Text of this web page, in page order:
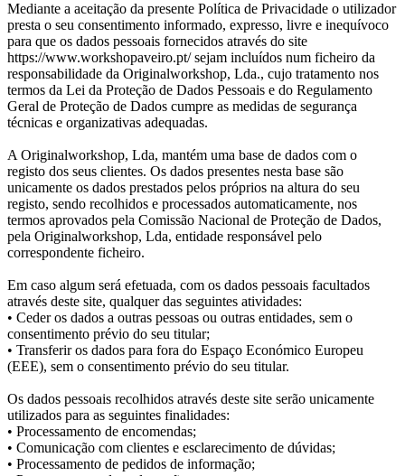
Mediante a aceitação da presente Política de Privacidade o utilizador
presta o seu consentimento informado, expresso, livre e inequívoco
para que os dados pessoais fornecidos através do site
https://www.workshopaveiro.pt/ sejam incluídos num ficheiro da
responsabilidade da Originalworkshop, Lda., cujo tratamento nos
termos da Lei da Proteção de Dados Pessoais e do Regulamento
Geral de Proteção de Dados cumpre as medidas de segurança
técnicas e organizativas adequadas.
A Originalworkshop, Lda, mantém uma base de dados com o
registo dos seus clientes. Os dados presentes nesta base são
unicamente os dados prestados pelos próprios na altura do seu
registo, sendo recolhidos e processados automaticamente, nos
termos aprovados pela Comissão Nacional de Proteção de Dados,
pela Originalworkshop, Lda, entidade responsável pelo
correspondente ficheiro.
Em caso algum será efetuada, com os dados pessoais facultados
através deste site, qualquer das seguintes atividades:
• Ceder os dados a outras pessoas ou outras entidades, sem o
consentimento prévio do seu titular;
• Transferir os dados para fora do Espaço Económico Europeu
(EEE), sem o consentimento prévio do seu titular.
Os dados pessoais recolhidos através deste site serão unicamente
utilizados para as seguintes finalidades:
• Processamento de encomendas;
• Comunicação com clientes e esclarecimento de dúvidas;
• Processamento de pedidos de informação;